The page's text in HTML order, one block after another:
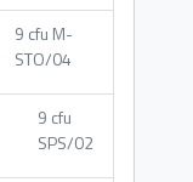
9 cfu M-
STO/04
9 cfu
SPS/02